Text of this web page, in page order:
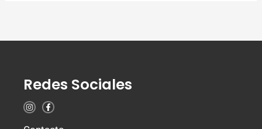
Redes Sociales
I
n
t
F
a
e